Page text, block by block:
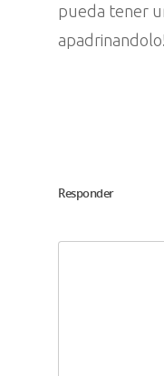
pueda tener
Responder